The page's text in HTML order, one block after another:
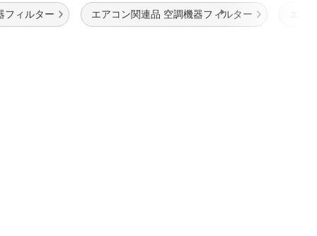
フィルター エアコン関連品 空調機器フィルター